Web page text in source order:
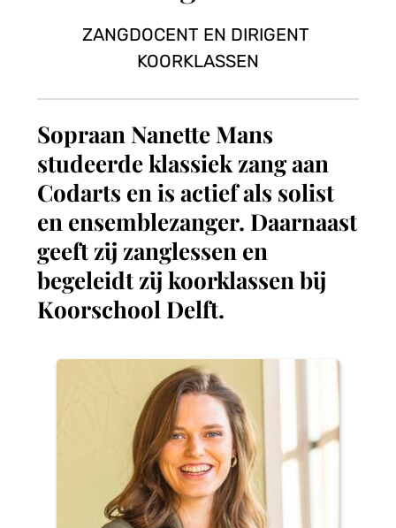
ZANGDOCENT EN DIRIGENT
KOORKLASSEN
Sopraan Nanette Mans
studeerde klassiek zang aan
Codarts en is actief als solist
en ensemblezanger. Daarnaast
geeft zij zanglessen en
begeleidt zij koorklassen bij
Koorschool Delft.